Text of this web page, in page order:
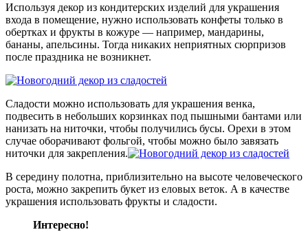
Используя декор из кондитерских изделий для украшения
входа в помещение, нужно использовать конфеты только в
обертках и фрукты в кожуре — например, мандарины,
бананы, апельсины. Тогда никаких неприятных сюрпризов
после праздника не возникнет.
Сладости можно использовать для украшения венка,
подвесить в небольших корзинках под пышными бантами или
нанизать на ниточки, чтобы получились бусы. Орехи в этом
случае оборачивают фольгой, чтобы можно было завязать
ниточки для закрепления.
В середину полотна, приблизительно на высоте человеческого
роста, можно закрепить букет из еловых веток. А в качестве
украшения использовать фрукты и сладости.
Интересно!